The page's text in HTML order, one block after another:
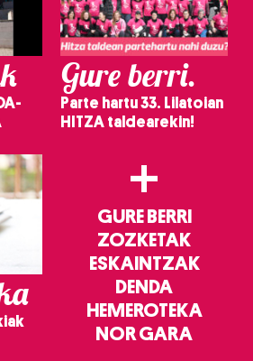
Gure berri.
Parte hartu 33. Lilatoian
HITZA taldearekin!
+
GURE BERRI
ZOZKETAK
ESKAINTZAK
DENDA
HEMEROTEKA
NOR GARA